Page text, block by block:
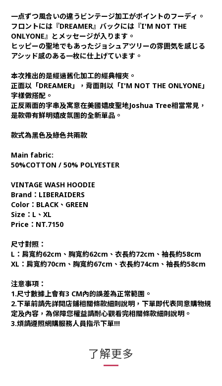
一点ずつ風合いの違うビンテージ加工がポイントのフーディ。
フロントには『DREAMER』バックには『I'M NOT THE
ONLYONE』とメッセージが入ります。
ヒッピーの聖地でもあったジョシュアツリーの雰囲気を感じる
アシッド感のある一枚に仕上げています。
本次推出的是經過舊化加工的經典帽夾。
正面以「DREAMER」，背面則以「I'M NOT THE ONLYONE」
字樣做搭配。
正反兩面的字串及寓意在美國嬉皮聖地Joshua Tree相當常見，
是款帶有鮮明嬉皮氛圍的全新單品。
款式為黑色及綠色共兩款
Main fabric:
50%COTTON / 50% POLYESTER
VINTAGE WASH HOODIE
Brand：LIBERAIDERS
Color：BLACK、GREEN
Size：L、XL
Price：NT.7150
尺寸對照：
L：肩寬約62cm、胸寬約62cm、衣長約72cm、袖長約58cm
XL：肩寬約70cm、胸寬約67cm、衣長約74cm、袖長約58cm
注意事項：
1.尺寸數據上會有3 CM內的誤差為正常範圍。
2.下單前請先詳閱店鋪相關條款細則說明，下單即代表同意購物規
定及內容，為保障您權益請耐心觀看完相關條款細則說明。
3.煩請遵照網購服務人員指示下單!!!
了解更多